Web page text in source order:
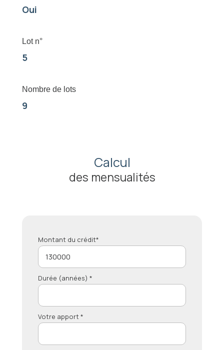
Oui
Lot n°
5
Nombre de lots
9
Calcul
des mensualités
Montant du crédit*
Durée (années) *
Votre apport *